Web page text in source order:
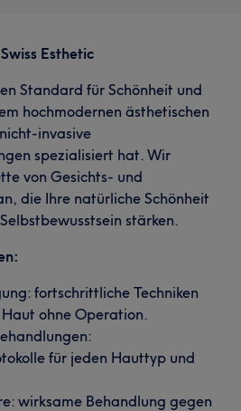
Esthetic
Standard für Schönheit und
hochmodernen ästhetischen
invasive
spezialisiert hat. Wir
von Gesichts- und
die Ihre natürliche Schönheit
stärken.
fortschrittliche Techniken
ohne Operation.
für jeden Hauttyp und
wirksame Behandlung gegen